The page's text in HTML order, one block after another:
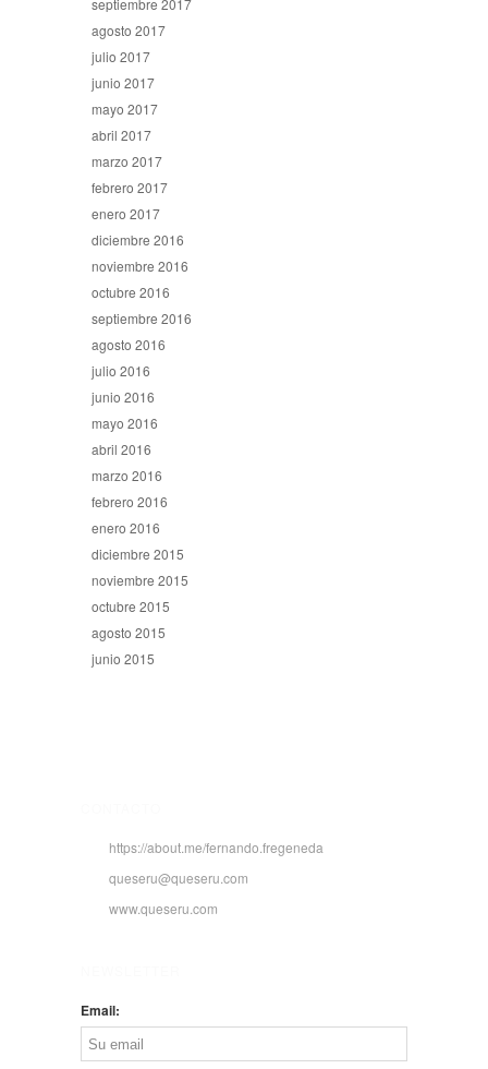
septiembre 2017
agosto 2017
julio 2017
junio 2017
mayo 2017
abril 2017
marzo 2017
febrero 2017
enero 2017
diciembre 2016
noviembre 2016
octubre 2016
septiembre 2016
agosto 2016
julio 2016
junio 2016
mayo 2016
abril 2016
marzo 2016
febrero 2016
enero 2016
diciembre 2015
noviembre 2015
octubre 2015
agosto 2015
junio 2015
https://about.me/fernando.fregeneda
queseru@queseru.com
www.queseru.com
Email: